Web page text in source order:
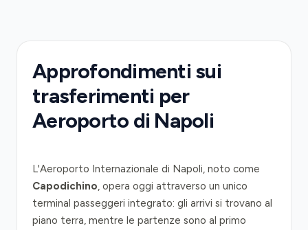
Approfondimenti sui
trasferimenti per
Aeroporto di Napoli
L'Aeroporto Internazionale di Napoli, noto come
Capodichino, opera oggi attraverso un unico
terminal passeggeri integrato: gli arrivi si trovano al
piano terra, mentre le partenze sono al primo